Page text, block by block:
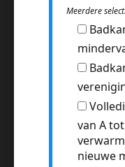
Meerdere
van A
nieuwe